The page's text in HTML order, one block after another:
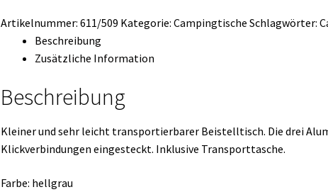
Artikelnummer: 611/509 Kategorie: Campingtische Schlagwörter:
Beschreibung
Zusätzliche Information
Beschreibung
Kleiner und sehr leicht transportierbarer Beistelltisch. Die drei
Klickverbindungen eingesteckt. Inklusive Transporttasche.
Farbe: hellgrau